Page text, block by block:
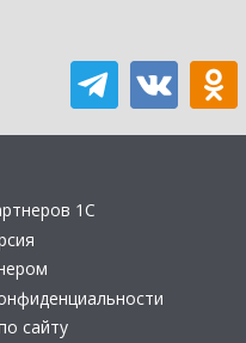
1С
сайту